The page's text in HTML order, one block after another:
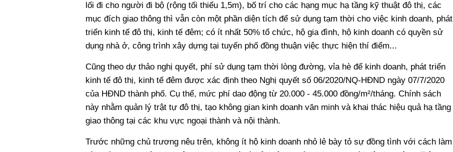
lối đi cho người đi bộ (rộng tối thiểu 1,5m), bố trí cho các hạng mục hạ tầng kỹ thuật đô thị, các
mục đích giao thông thì vẫn còn một phần diện tích để sử dụng tạm thời cho việc kinh doanh, phát
triển kinh tế đô thị, kinh tế đêm; có ít nhất 50% tổ chức, hộ gia đình, hộ kinh doanh có quyền sử
dụng nhà ở, công trình xây dựng tại tuyến phố đồng thuận việc thực hiện thí điểm...
Cũng theo dự thảo nghị quyết, phí sử dụng tạm thời lòng đường, vỉa hè để kinh doanh, phát triển
kinh tế đô thị, kinh tế đêm được xác định theo Nghị quyết số 06/2020/NQ-HĐND ngày 07/7/2020
của HĐND thành phố. Cụ thể, mức phí dao động từ 20.000 - 45.000 đồng/m²/tháng. Chính sách
này nhằm quản lý trật tự đô thị, tạo không gian kinh doanh văn minh và khai thác hiệu quả hạ tầng
giao thông tại các khu vực ngoại thành và nội thành.
Trước những chủ trương nêu trên, không ít hộ kinh doanh nhỏ lẻ bày tỏ sự đồng tình với cách làm